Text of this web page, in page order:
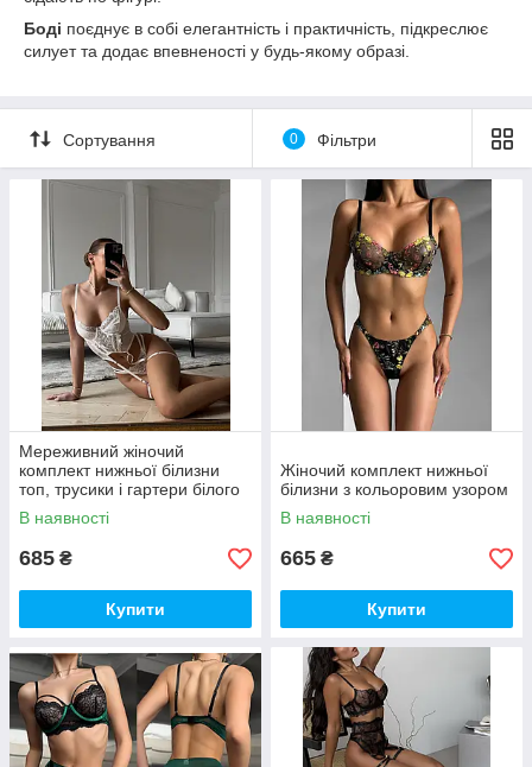
Боді поєднує в собі елегантність і практичність, підкреслює
силует та додає впевненості у будь-якому образі.
Сортування 0 Фільтри
Мереживний жіночий
комплект нижньої білизни
топ, трусики і гартери білого
кольору
В наявності
685 ₴
Купити
Жіночий комплект нижньої
білизни з кольоровим узором
В наявності
665 ₴
Купити